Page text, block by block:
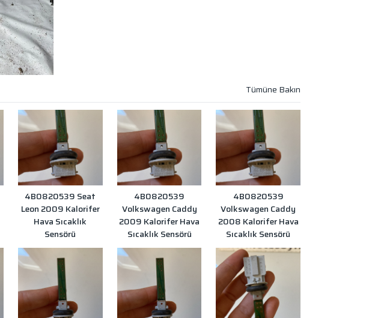
4B0820539 Seat
Leon 2009 Kalorifer
Hava Sıcaklık
Sensörü
4B0820539
Volkswagen Caddy
2009 Kalorifer Hava
Sıcaklık Sensörü
4B0820539
Volkswagen Caddy
2008 Kalorifer Hava
Sıcaklık Sensörü